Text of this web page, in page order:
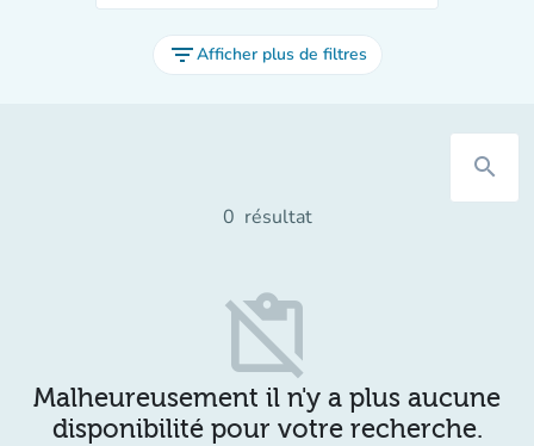
filter_listAfficher plus de filtres
search
0 résultat
content_paste_off
Malheureusement il n'y a plus aucune
disponibilité pour votre recherche.